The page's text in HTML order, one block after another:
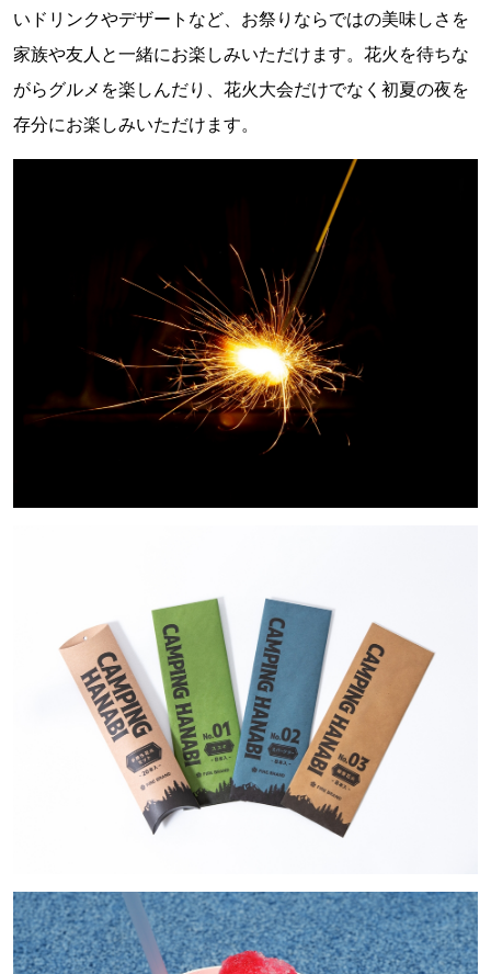
いドリンクやデザートなど、お祭りならではの美味しさを
家族や友人と一緒にお楽しみいただけます。花火を待ちな
がらグルメを楽しんだり、花火大会だけでなく初夏の夜を
存分にお楽しみいただけます。